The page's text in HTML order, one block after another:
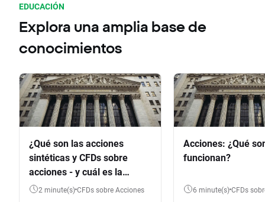
EDUCACIÓN
Explora una amplia base de
conocimientos
¿Qué son las acciones
sintéticas y CFDs sobre
acciones - y cuál es la
diferencia?
2 minute(s) CFDs sobre Acciones
Acciones: ¿Qué
funcionan?
6 minute(s) CFDs